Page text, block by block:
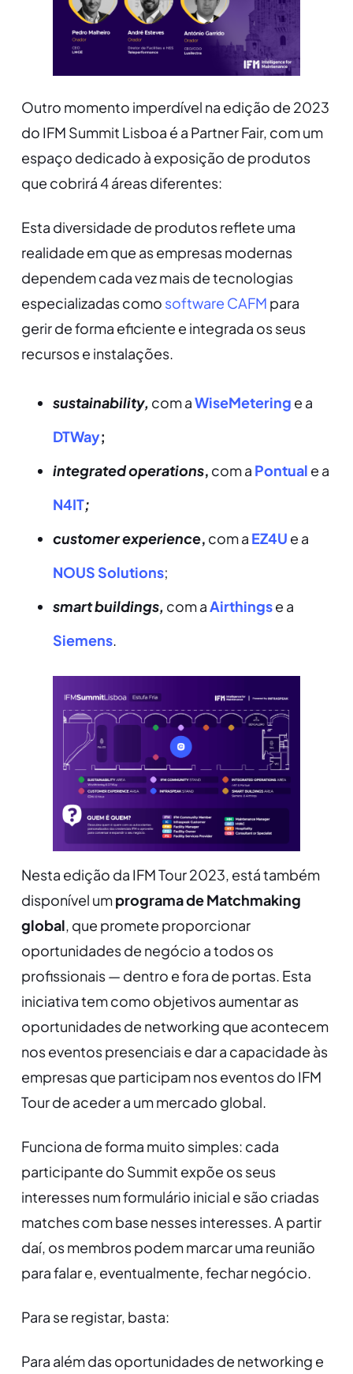
Outro momento imperdível na edição de 2023
do IFM Summit Lisboa é a Partner Fair, com um
espaço dedicado à exposição de produtos
que cobrirá 4 áreas diferentes:
Esta diversidade de produtos reflete uma
realidade em que as empresas modernas
dependem cada vez mais de tecnologias
especializadas como software CAFM para
gerir de forma eficiente e integrada os seus
recursos e instalações.
sustainability, com aWiseMetering e a
DTWay;
integrated operations, com a Pontual e a
N4IT;
customer experience, com a EZ4U e a
NOUS Solutions;
smart buildings, com aAirthingse a
Siemens.
Nesta edição da IFM Tour 2023, está também
disponível umprograma de Matchmaking
global, que promete proporcionar
oportunidades de negócio a todos os
profissionais — dentro e fora de portas. Esta
iniciativatem como objetivos aumentar as
oportunidades de networking que acontecem
nos eventos presenciais e dar a capacidade às
empresas que participam nos eventos do IFM
Tour de aceder a um mercado global.
Funciona de forma muito simples: cada
participante do Summit expõe os seus
interesses num formulário inicial e são criadas
matches com base nesses interesses. A partir
daí, os membros podem marcar uma reunião
para falar e, eventualmente, fechar negócio.
Para se registar, basta:
Para além das oportunidades de networking e